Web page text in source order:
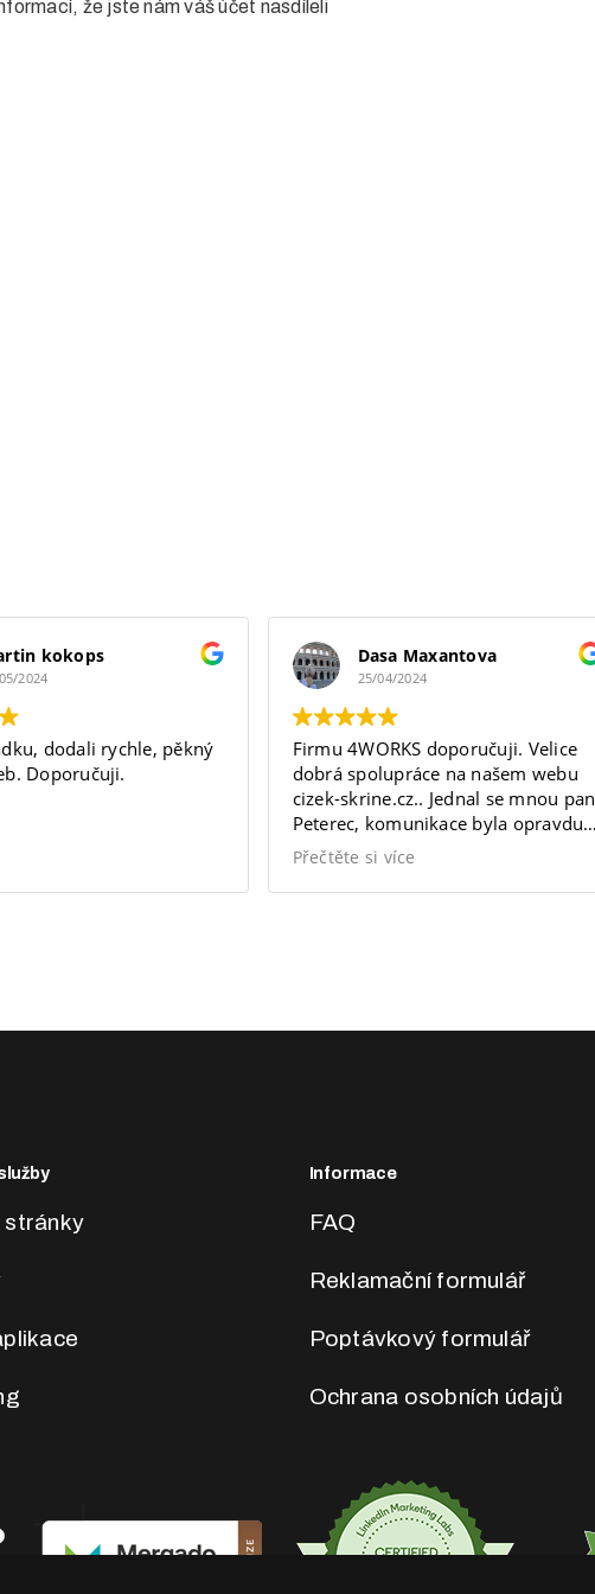
že jste nám váš účet nasdíleli
kokops
2024
dodali rychle, pěkný
Doporučuji.
Dasa Maxantova
25/04/2024
Firmu 4WORKS doporučuji. Velice
dobrá spolupráce na našem webu
cizek-skrine.cz.. Jednal se mnou pan
Peterec, komunikace byla opravdu
vynikající a splnila moje očekávání.
Přečtěte si více
stránky
Informace
FAQ
Reklamační formulář
Poptávkový formulář
Ochrana osobních údajů